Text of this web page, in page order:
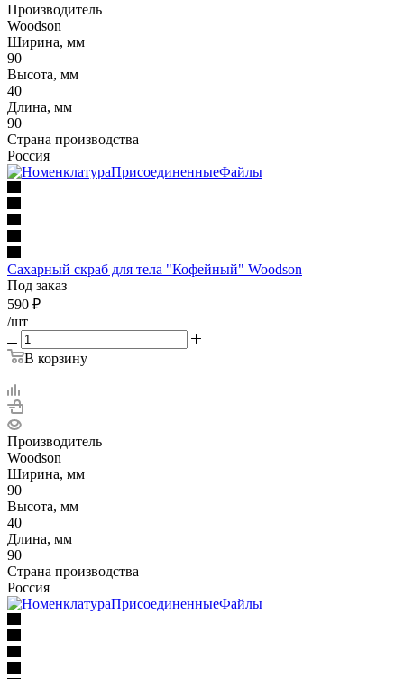
Производитель
Woodson
Ширина, мм
90
Высота, мм
40
Длина, мм
90
Страна производства
Россия
Сахарный скраб для тела "Кофейный" Woodson
Под заказ
590 ₽
/шт
В корзину
Производитель
Woodson
Ширина, мм
90
Высота, мм
40
Длина, мм
90
Страна производства
Россия